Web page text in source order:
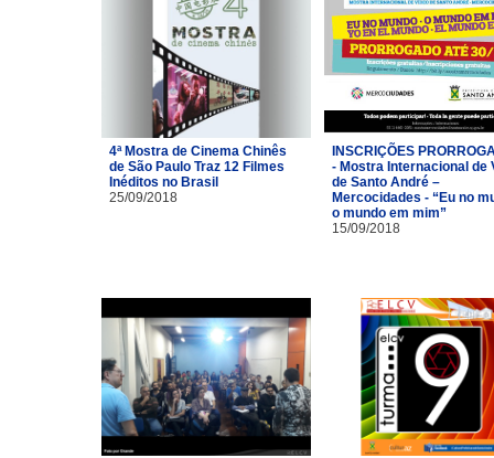
4ª Mostra de Cinema Chinês
de São Paulo Traz 12 Filmes
Inéditos no Brasil
25/09/2018
INSCRIÇÕES
- Mostra Internacional de
de Santo André –
Mercocidades - “Eu no
o mundo em mim”
15/09/2018